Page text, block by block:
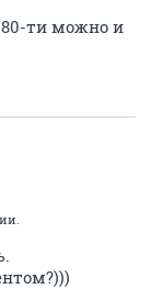
80-ти можно и